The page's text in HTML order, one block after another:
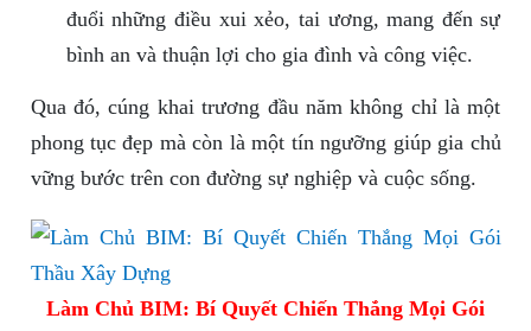
đuổi những điều xui xẻo, tai ương, mang đến sự
bình an và thuận lợi cho gia đình và công việc.
Qua đó, cúng khai trương đầu năm không chỉ là một
phong tục đẹp mà còn là một tín ngưỡng giúp gia chủ
vững bước trên con đường sự nghiệp và cuộc sống.
Làm Chủ BIM: Bí Quyết Chiến Thắng Mọi Gói